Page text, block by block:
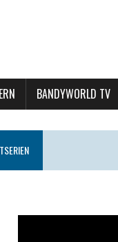
BANDYWORLD TV